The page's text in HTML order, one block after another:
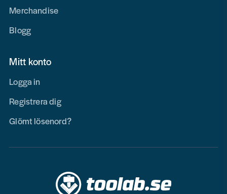
Merchandise
Blogg
Mitt konto
Logga in
Registrera dig
Glömt lösenord?